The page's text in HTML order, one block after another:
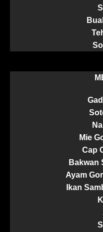
Mie
Cap
Bakwan
Ayam
Ikan